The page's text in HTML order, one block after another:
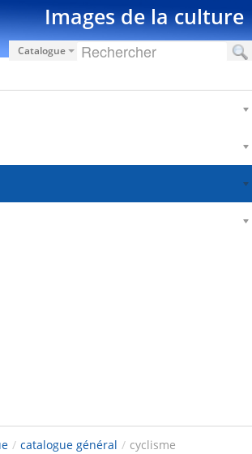
Images de la culture
Catalogue
/ catalogue général / cyclisme